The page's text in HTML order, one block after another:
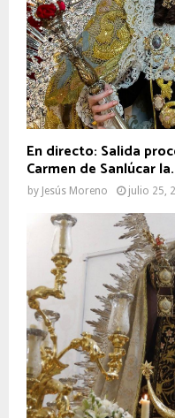
En directo: Salida
Carmen de Sanlúcar
by Jesús Moreno julio 25,